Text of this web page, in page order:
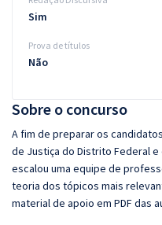
Sobre o concurso
A fim de preparar os
de Justiça do Distrito Federal
escalou uma equipe de
teoria dos tópicos mais
material de apoio em PDF das
Sim
Prova de títulos
Não